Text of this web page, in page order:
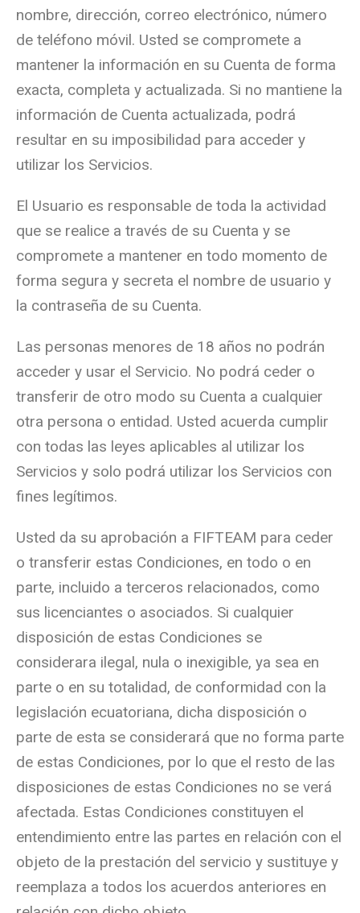
nombre, dirección, correo electrónico, número
de teléfono móvil. Usted se compromete a
mantener la información en su Cuenta de forma
exacta, completa y actualizada. Si no mantiene la
información de Cuenta actualizada, podrá
resultar en su imposibilidad para acceder y
utilizar los Servicios.
El Usuario es responsable de toda la actividad
que se realice a través de su Cuenta y se
compromete a mantener en todo momento de
forma segura y secreta el nombre de usuario y
la contraseña de su Cuenta.
Las personas menores de 18 años no podrán
acceder y usar el Servicio. No podrá ceder o
transferir de otro modo su Cuenta a cualquier
otra persona o entidad. Usted acuerda cumplir
con todas las leyes aplicables al utilizar los
Servicios y solo podrá utilizar los Servicios con
fines legítimos.
Usted da su aprobación a FIFTEAM para ceder
o transferir estas Condiciones, en todo o en
parte, incluido a terceros relacionados, como
sus licenciantes o asociados. Si cualquier
disposición de estas Condiciones se
considerara ilegal, nula o inexigible, ya sea en
parte o en su totalidad, de conformidad con la
legislación ecuatoriana, dicha disposición o
parte de esta se considerará que no forma parte
de estas Condiciones, por lo que el resto de las
disposiciones de estas Condiciones no se verá
afectada. Estas Condiciones constituyen el
entendimiento entre las partes en relación con el
objeto de la prestación del servicio y sustituye y
reemplaza a todos los acuerdos anteriores en